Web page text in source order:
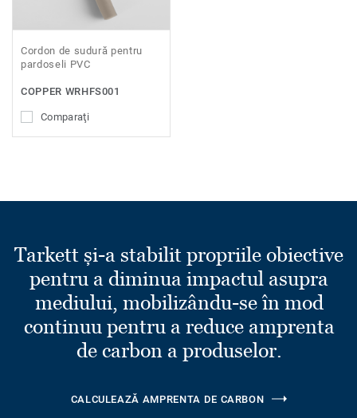
Cordon de sudură pentru
pardoseli PVC
COPPER WRHFS001
Comparaţi
Tarkett și-a stabilit propriile obiective
pentru a diminua impactul asupra
mediului, mobilizându-se în mod
continuu pentru a reduce amprenta
de carbon a produselor.
CALCULEAZĂ AMPRENTA DE CARBON